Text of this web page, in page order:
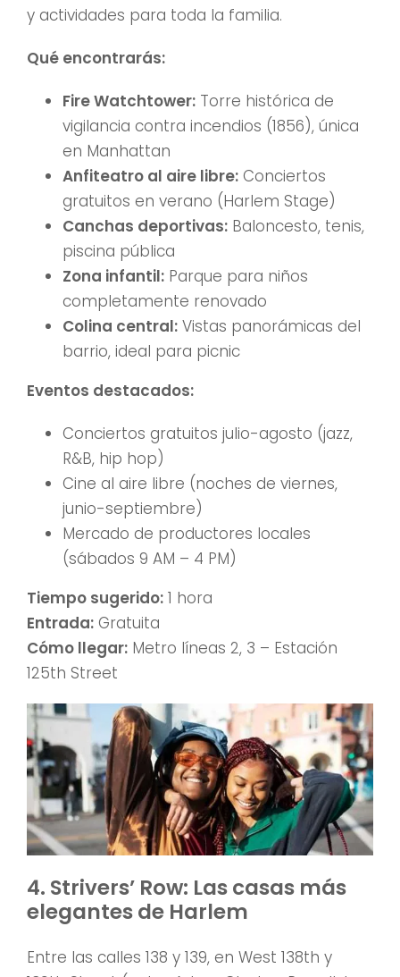
y actividades para toda la familia.
Qué encontrarás:
Fire Watchtower: Torre histórica de
vigilancia contra incendios (1856), única
en Manhattan
Anfiteatro al aire libre: Conciertos
gratuitos en verano (Harlem Stage)
Canchas deportivas: Baloncesto, tenis,
piscina pública
Zona infantil: Parque para niños
completamente renovado
Colina central: Vistas panorámicas del
barrio, ideal para picnic
Eventos destacados:
Conciertos gratuitos julio-agosto (jazz,
R&B, hip hop)
Cine al aire libre (noches de viernes,
junio-septiembre)
Mercado de productores locales
(sábados 9 AM – 4 PM)
Tiempo sugerido: 1 hora
Entrada: Gratuita
Cómo llegar: Metro líneas 2, 3 – Estación
125th Street
4. Strivers’ Row: Las casas más
elegantes de Harlem
Entre las calles 138 y 139, en West 138th y